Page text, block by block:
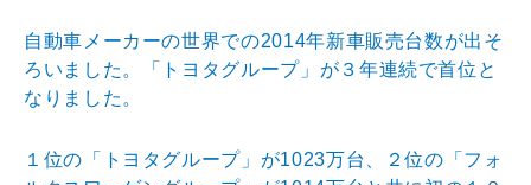
自動車メーカーの世界での2014年新車販売台数が出そ
ろいました。「トヨタグループ」が３年連続で首位と
なり ました。
１位の「トヨタグループ」が1023万台、２位の「フォ